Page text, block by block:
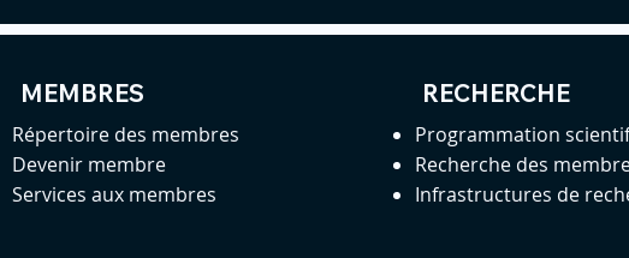
MEMBRES
Répertoire des membres
Devenir membre
Services aux membres
RECHERCHE
Programmation
Recherche des
Infrastructures de